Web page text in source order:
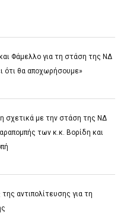
Φάμελλο για τη στάση της ΝΔ
ότι θα αποχωρήσουμε»
σχετικά με την στάση της ΝΔ
των κ.κ. Βορίδη και
αντιπολίτευσης για τη